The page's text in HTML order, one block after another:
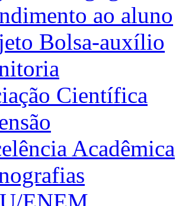
ao aluno
Bolsa-auxílio
Científica
Acadêmica